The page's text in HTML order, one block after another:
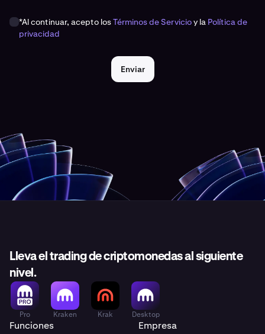
*Al continuar, acepto losTérminos de Servicioy la Política de
privacidad
Enviar
Lleva el trading de criptomonedas al siguiente
nivel.
Pro Kraken Krak Desktop
Funciones Empresa